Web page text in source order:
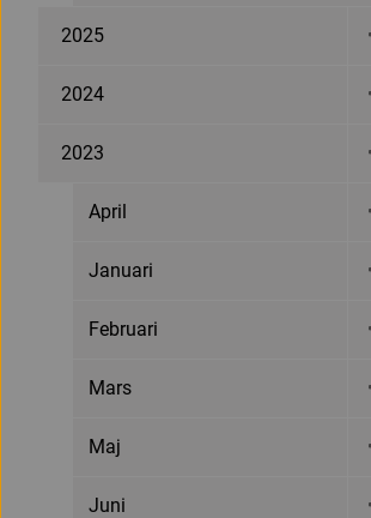
2025
2024
2023
April
Januari
Februari
Mars
Maj
Juni